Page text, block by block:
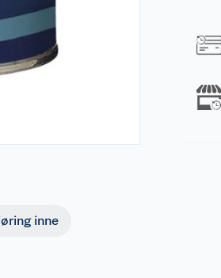
inne
dersom disse er kjent.> ved